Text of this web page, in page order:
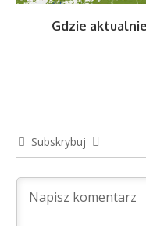
Gdzie
Subskrybuj